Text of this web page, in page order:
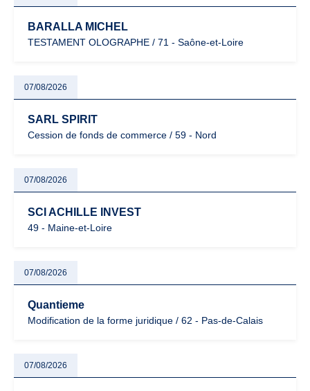
BARALLA MICHEL
TESTAMENT OLOGRAPHE / 71 - Saône-et-Loire
07/08/2026
SARL SPIRIT
Cession de fonds de commerce / 59 - Nord
07/08/2026
SCI ACHILLE INVEST
49 - Maine-et-Loire
07/08/2026
Quantieme
Modification de la forme juridique / 62 - Pas-de-Calais
07/08/2026